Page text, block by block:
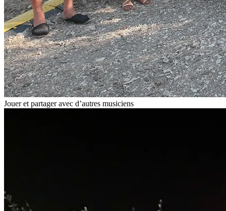
Jouer et partager avec d’autres musiciens